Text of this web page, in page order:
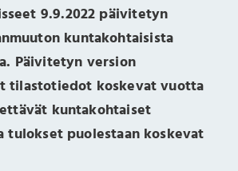
9.9.2022 päivitetyn
kuntakohtaisista
Päivitetyn version
tilastotiedot koskevat vuotta
kuntakohtaiset
puolestaan koskevat